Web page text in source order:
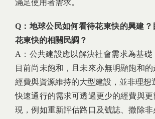
滿足使用者需求。
Q：地球公民如何看待花東快的興建
花東快的相關民調？
A：公共建設應以解決社會需求為基礎
目前尚未飽和，且未來亦無明顯飽和
經費與資源維持的大型建設，並非理想
快速通行的需求可透過更少的經費與
現，例如重新評估路口及號誌、撤除